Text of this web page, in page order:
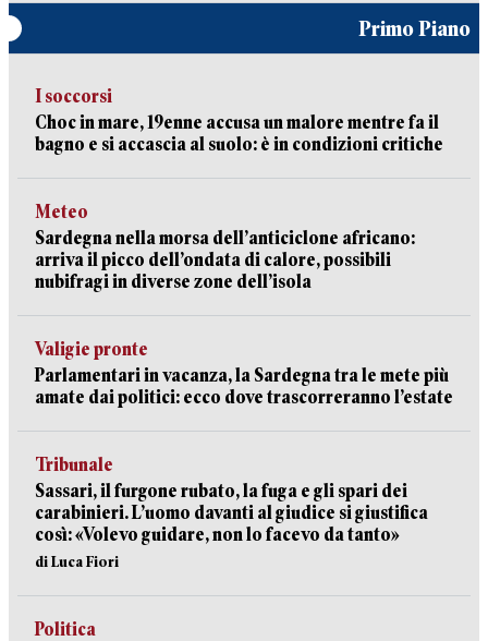
Primo Piano
I soccorsi
Choc in mare, 19enne accusa un malore mentre fa il
bagno e si accascia al suolo: è in condizioni critiche
Meteo
Sardegna nella morsa dell’anticiclone africano:
arriva il picco dell’ondata di calore, possibili
nubifragi in diverse zone dell’isola
Valigie pronte
Parlamentari in vacanza, la Sardegna tra le mete più
amate dai politici: ecco dove trascorreranno l’estate
Tribunale
Sassari, il furgone rubato, la fuga e gli spari dei
carabinieri. L’uomo davanti al giudice si giustifica
così: «Volevo guidare, non lo facevo da tanto»
di Luca Fiori
Politica